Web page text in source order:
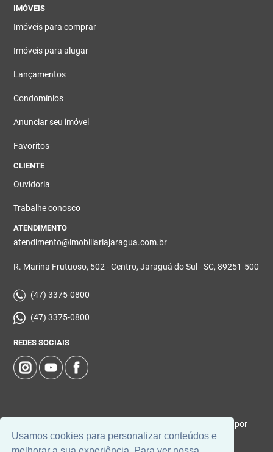
Usamos cookies para personalizar conteúdos e
IMÓVEIS
Imóveis para comprar
Imóveis para alugar
Lançamentos
Condomínios
Anunciar seu imóvel
Favoritos
CLIENTE
Ouvidoria
Trabalhe conosco
ATENDIMENTO
atendimento@imobiliariajaragua.com.br
R. Marina Frutuoso, 502 - Centro, Jaraguá do Sul - SC, 89251-500
(47) 3375-0800
(47) 3375-0800
REDES SOCIAIS
© 2026 | Imobiliária Jaraguá | CRECI: 5224-J | Desenvolvido por
Universal Software.